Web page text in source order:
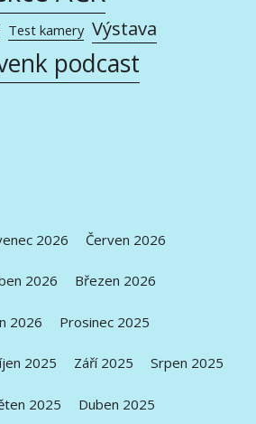
Test kamery Výstava
podcast
2026 Červen 2026
2026 Březen 2026
2026 Prosinec 2025
2025 Září 2025 Srpen 2025
2025 Duben 2025